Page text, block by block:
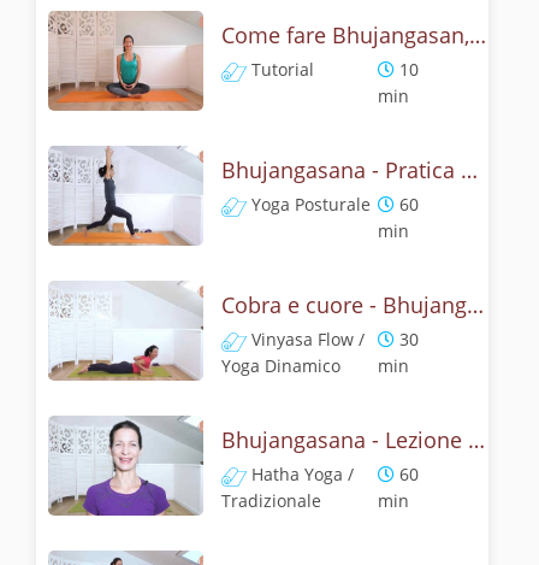
Come fare Bhujangasan, la posizione del cobra? Tutorial
Tutorial
10
min
Bhujangasana - Pratica yoga con l'anatomia del cobra
Yoga Posturale
60
min
Cobra e cuore - Bhujangasana flow
Vinyasa Flow /
Yoga Dinamico
30
min
Bhujangasana - Lezione yoga con la storia del cobra
Hatha Yoga /
Tradizionale
60
min